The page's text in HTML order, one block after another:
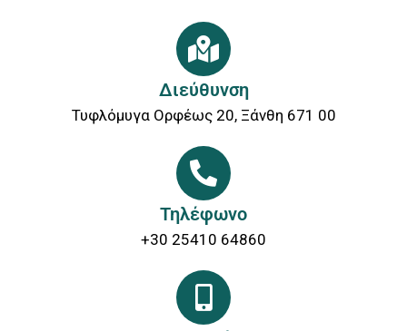
Διεύθυνση
Τυφλόμυγα Ορφέως 20, Ξάνθη 671 00
Τηλέφωνο
+30 25410 64860